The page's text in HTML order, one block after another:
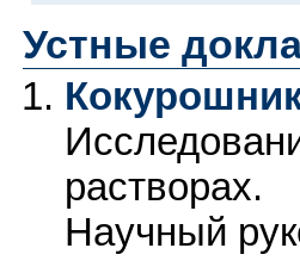
Устные
растворах.
Научный